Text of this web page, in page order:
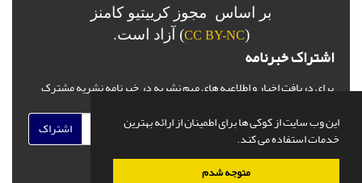
این وب سایت از کوکی ها برای اطمینان از ارائه بهترین
خدمات استفاده می کند.
متوجه شدم
بر اساس مجوز کرییتیو کامنز
(
CC BY-NC) آزاد است.
اشتراک خبرنامه
برای دریافت اخبار و اطلاعیه های مهم نشریه در خبرنامه نشریه مشترک
اشتراک